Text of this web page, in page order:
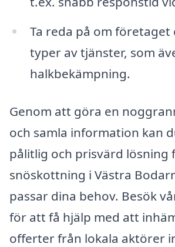
Ta reda på om
typer av tjänster, som
halkbekämpning.
Genom att göra en
och samla information kan
pålitlig och prisvärd lösning
snöskottning i Västra
passar dina behov. Besök
för att få hjälp med att
offerter från lokala aktörer